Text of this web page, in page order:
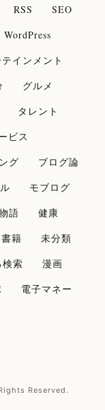
RSS
SEO
WordPress
インメント
グルメ
タレント
ビス
グ
ブログ論
モブログ
語
健康
書籍
未分類
索
漫画
電子マネー
Reserved.